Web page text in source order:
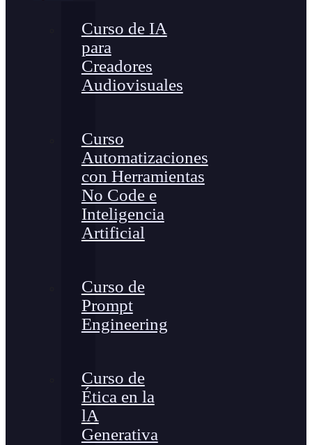
Curso de IA
para
Creadores
Audiovisuales
Curso
Automatizaciones
con Herramientas
No Code e
Inteligencia
Artificial
Curso de
Prompt
Engineering
Curso de
Ética en la
lA
Generativa